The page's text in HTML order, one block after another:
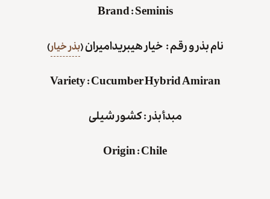
Brand:Seminis
نام بذر و رقم : خیار هیبریدامیران(بذر خیار)
Variety:Cucumber Hybrid Amiran
مبدأ بذر : کشور شیلی
Origin:Chile